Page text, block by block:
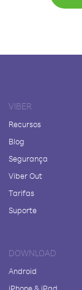
VIBER
Recursos
Blog
Segurança
Viber Out
Tarifas
Suporte
DOWNLOAD
Android